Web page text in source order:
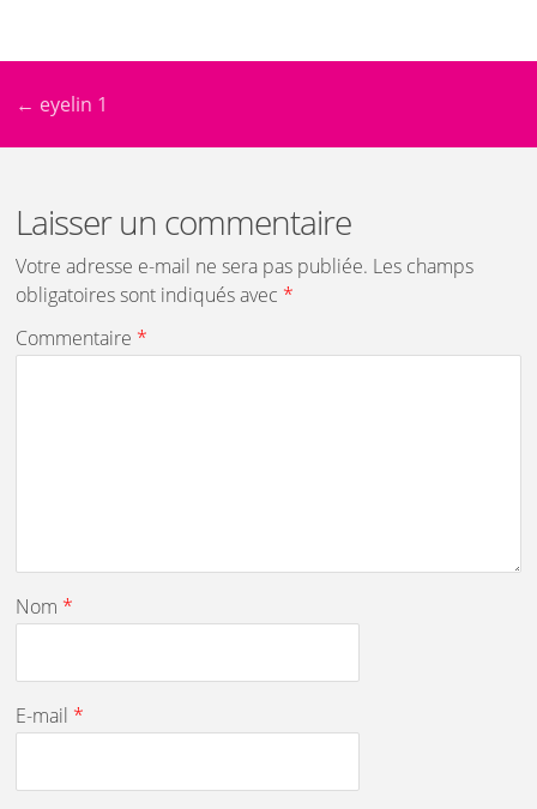
← eyelin 1
Laisser un commentaire
Votre adresse e-mail ne sera pas publiée. Les champs
obligatoires sont indiqués avec *
Commentaire *
Nom *
E-mail *